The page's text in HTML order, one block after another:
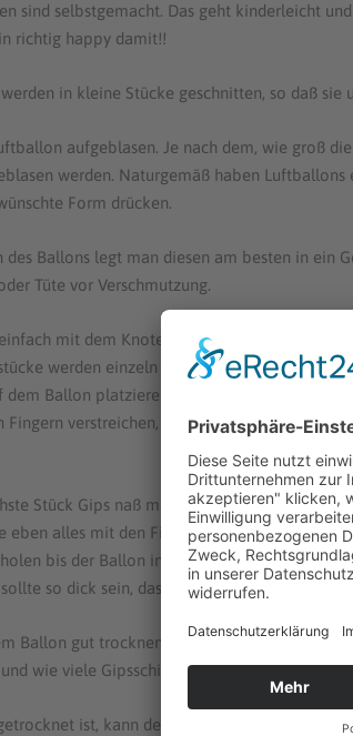
sind selbstgemacht. Das geht kinderleicht
richtig happy damit!!
in kleine Stücke geschnitten, so daß sie
aufgeblasen. Je nach dem, wie groß
werden. Naturgemäß haben
Form drücken.
des Ballons legt man diesen am besten in ein
Tüte vor Verschmutzung.
mit dem Knoten nach unten in dieses
werden einzeln in dem Wasser
dem Ballon platzieren. Mit den Fingern glatt
Fingern verstreichen, bis die Struktur des Gips
Stück Gips naß machen und die nächste
eben alles mit den Fingern glätten, so dass
bis der Ballon in Abhängigkeit von der
so dick sein, dass sie nach dem Trocknen
Ballon gut trocknen lassen. Die
wie viele Gipsschichten übereinander
ist, kann der Ballon entfernt werden.